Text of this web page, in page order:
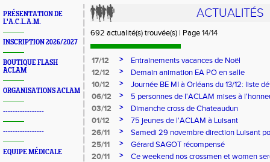
PRÉSENTATION DE
L'A.C.L.A.M.
INSCRIPTION 2026/2027
BOUTIQUE FLASH
ACLAM
ORGANISATIONS ACLAM
-----------------
-----------------
EQUIPE MÉDICALE
ACTUALITÉS
692 actualité(s) trouvée(s) | Page 14/14
17/12 >
Entrainements vacances de Noël
12/12
>
Demain animation EA PO en salle
10/12
>
Journée BE MI à Orléans du 13/12: liste
06/12
>
5 personnes de l'ACLAM mises à
03/12
>
Dimanche cross de Chateaudun
01/12
>
75 jeunes de l'ACLAM à Luisant
26/11
>
Samedi 29 novembre direction Luisant
25/11
>
Gérard SAGOT récompensé
20/11
>
Ce weekend nos crossmen et women